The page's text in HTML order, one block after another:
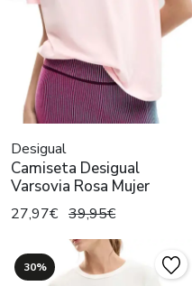
Desigual
Camiseta Desigual
Varsovia Rosa Mujer
27,97€ 39,95€
30%